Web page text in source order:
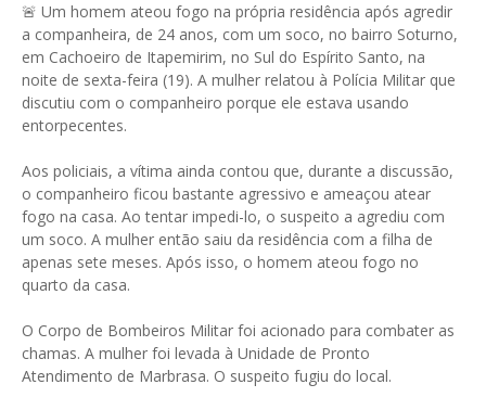
🚨 Um homem ateou fogo na própria residência após agredir
a companheira, de 24 anos, com um soco, no bairro Soturno,
em Cachoeiro de Itapemirim, no Sul do Espírito Santo, na
noite de sexta-feira (19). A mulher relatou à Polícia Militar que
discutiu com o companheiro porque ele estava usando
entorpecentes.
Aos policiais, a vítima ainda contou que, durante a discussão,
o companheiro ficou bastante agressivo e ameaçou atear
fogo na casa. Ao tentar impedi-lo, o suspeito a agrediu com
um soco. A mulher então saiu da residência com a filha de
apenas sete meses. Após isso, o homem ateou fogo no
quarto da casa.
O Corpo de Bombeiros Militar foi acionado para combater as
chamas. A mulher foi levada à Unidade de Pronto
Atendimento de Marbrasa. O suspeito fugiu do local.